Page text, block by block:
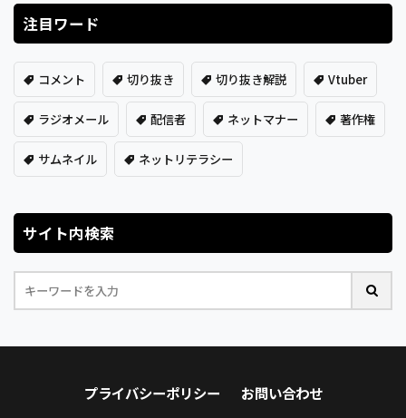
注目ワード
コメント 切り抜き 切り抜き解説 Vtuber
ラジオメール 配信者 ネットマナー 著作権
サムネイル ネットリテラシー
サイト内検索
プライバシーポリシー お問い合わせ